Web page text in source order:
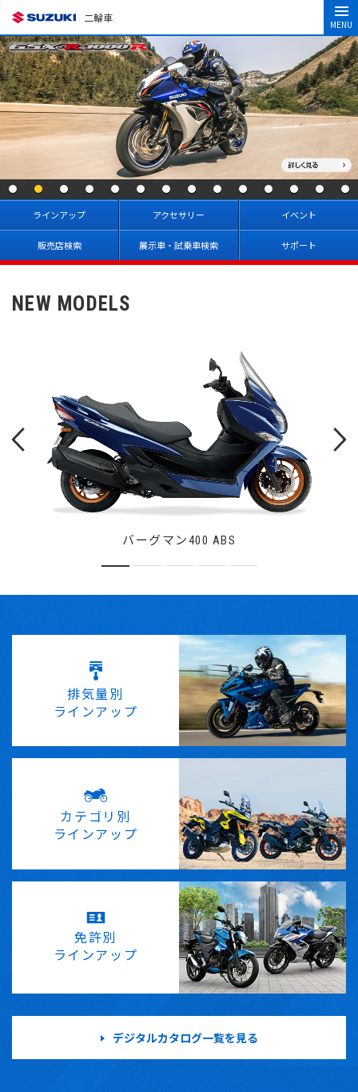
二輪車
MENU
ラインアップ アクセサリー イベント
販売店検索 展示車・試乗車検索 サポート
NEW MODELS
バーグマン400 ABS
排気量別
ラインアップ
カテゴリ別
ラインアップ
免許別
ラインアップ
デジタルカタログ一覧を見る